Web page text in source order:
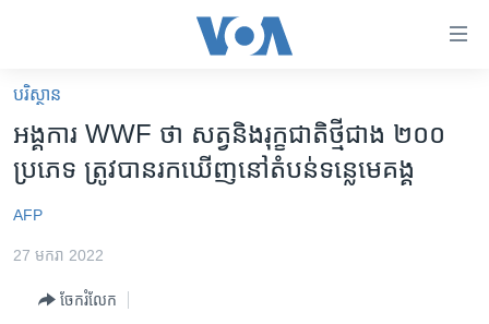
គេហទំព័រ​
ទាក់ទង
និង​
ទំព័រ​
អន្តរជាតិ
កម្ពុជាច្នៃប្រតិដ្ឋ
បរិស្ថាន
អង្គការ WWF ថា សត្វ​និង​រុក្ខជាតិ​ថ្មី​ជាង ២០០
ប្រភេទ ត្រូវបាន​រកឃើញ​នៅ​តំបន់​ទន្លេ​មេគង្គ
AFP
27 មករា 2022
ចែករំលែក